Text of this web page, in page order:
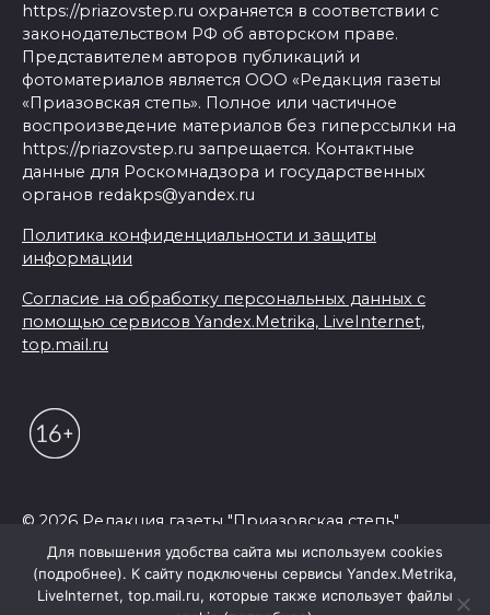
https://priazovstep.ru охраняется в соответствии с
законодательством РФ об авторском праве.
Представителем авторов публикаций и
фотоматериалов является ООО «Редакция газеты
«Приазовская степь». Полное или частичное
воспроизведение материалов без гиперссылки на
https://priazovstep.ru запрещается. Контактные
данные для Роскомнадзора и государственных
органов redakps@yandex.ru
Политика конфиденциальности и защиты
информации
Согласие на обработку персональных данных с
помощью сервисов Yandex.Metrika, LiveInternet,
top.mail.ru
© 2026 Редакция газеты "Приазовская степь"
Для повышения удобства сайта мы используем cookies
(подробнее). К сайту подключены сервисы Yandex.Metrika,
LiveInternet, top.mail.ru, которые также использует файлы